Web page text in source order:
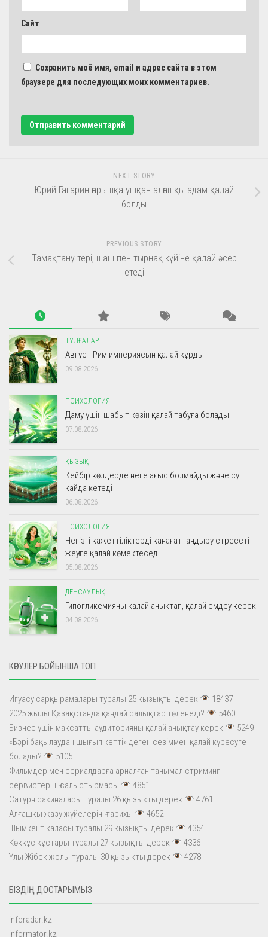
Сайт
Сохранить моё имя, email и адрес сайта в этом
браузере для последующих моих комментариев.
NEXT STORY
Юрий Гагарин ғарышқа ұшқан алғашқы адам қалай
болды
PREVIOUS STORY
Тамақтану тері, шаш пен тырнақ күйіне қалай әсер
етеді
ТҰЛҒАЛАР
Август Рим империясын қалай құрды
09.08.2026
ПСИХОЛОГИЯ
Даму үшін шабыт көзін қалай табуға болады
07.08.2026
ҚЫЗЫҚ
Кейбір көлдерде неге ағыс болмайды және су
қайда кетеді
06.08.2026
ПСИХОЛОГИЯ
Негізгі қажеттіліктерді қанағаттандыру стрессті
жеңуге қалай көмектеседі
05.08.2026
ДЕНСАУЛЫҚ
Гипогликемияны қалай анықтап, қалай емдеу керек
04.08.2026
КӨРУЛЕР БОЙЫНША ТОП
Игуасу сарқырамалары туралы 25 қызықты дерек
18437
2025 жылы Қазақстанда қандай салықтар төленеді?
5460
Бизнес үшін мақсатты аудиторияны қалай анықтау керек
5249
«Бәрі бақылаудан шығып кетті» деген сезіммен қалай күресуге
болады?
5105
Фильмдер мен сериалдарға арналған танымал стриминг
сервистерінің салыстырмасы
4851
Сатурн сақиналары туралы 26 қызықты дерек
4761
Алғашқы жазу жүйелерінің тарихы
4652
Шымкент қаласы туралы 29 қызықты дерек
4354
Көкқұс құстары туралы 27 қызықты дерек
4336
Ұлы Жібек жолы туралы 30 қызықты дерек
4278
БІЗДІҢ ДОСТАРЫМЫЗ
inforadar.kz
informator.kz